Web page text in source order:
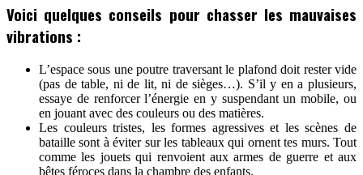
Voici quelques conseils pour chasser les mauvaises
vibrations :
L’espace sous une poutre traversant le plafond doit rester vide
(pas de table, ni de lit, ni de sièges…). S’il y en a plusieurs,
essaye de renforcer l’énergie en y suspendant un mobile, ou
en jouant avec des couleurs ou des matières.
Les couleurs tristes, les formes agressives et les scènes de
bataille sont à éviter sur les tableaux qui ornent tes murs. Tout
comme les jouets qui renvoient aux armes de guerre et aux
bêtes féroces dans la chambre des enfants.